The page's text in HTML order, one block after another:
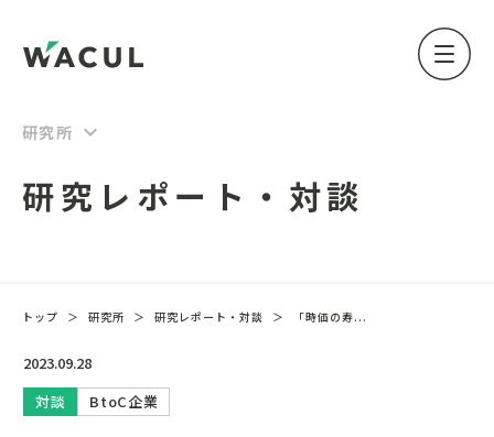
研究レポート・対談
研究所 keyboard_arrow_down
トップ ＞ 研究所 ＞ 研究レポート・対談 ＞ 「時価の寿...
2023.09.28
対談
BtoC企業